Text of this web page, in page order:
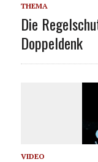
THEMA
Die
Doppeldenk
VIDEO